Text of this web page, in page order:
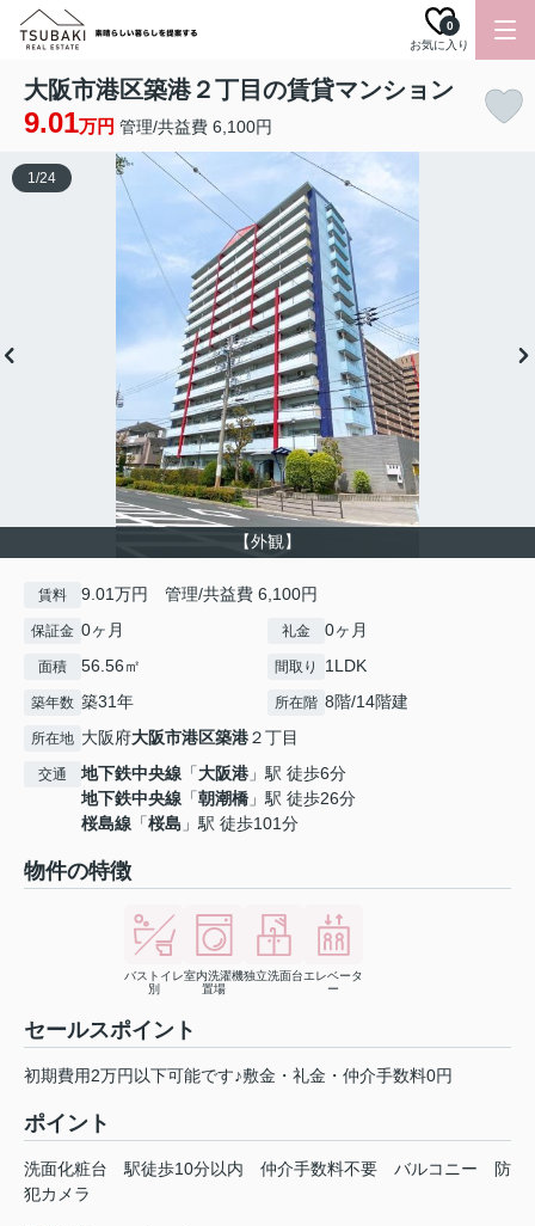
お気に入り
0
大阪市港区築港２丁目の賃貸マンション
9.01万円 管理/共益費 6,100円
【外観】
1/24
賃料 9.01万円 管理/共益費 6,100円
保証金 0ヶ月 礼金 0ヶ月
面積 56.56㎡ 間取り 1LDK
築年数 築31年 所在階 8階/14階建
所在地 大阪府大阪市港区築港２丁目
交通 地下鉄中央線 「大阪港 」駅 徒歩6分
地下鉄中央線 「朝潮橋 」駅 徒歩26分
桜島線 「桜島 」駅 徒歩101分
物件の特徴
バストイレ
別
室内洗濯機
置場
独立洗面台エレベータ
ー
セールスポイント
初期費用2万円以下可能です♪敷金・礼金・仲介手数料0円
ポイント
洗面化粧台 駅徒歩10分以内 仲介手数料不要 バルコニー
防
犯カメラ